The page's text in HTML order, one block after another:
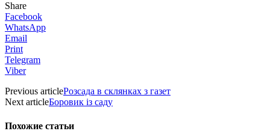
Share
Facebook
WhatsApp
Email
Print
Telegram
Viber
Previous articleРозсада в склянках з газет
Next articleБоровик із саду
Похожие статьи